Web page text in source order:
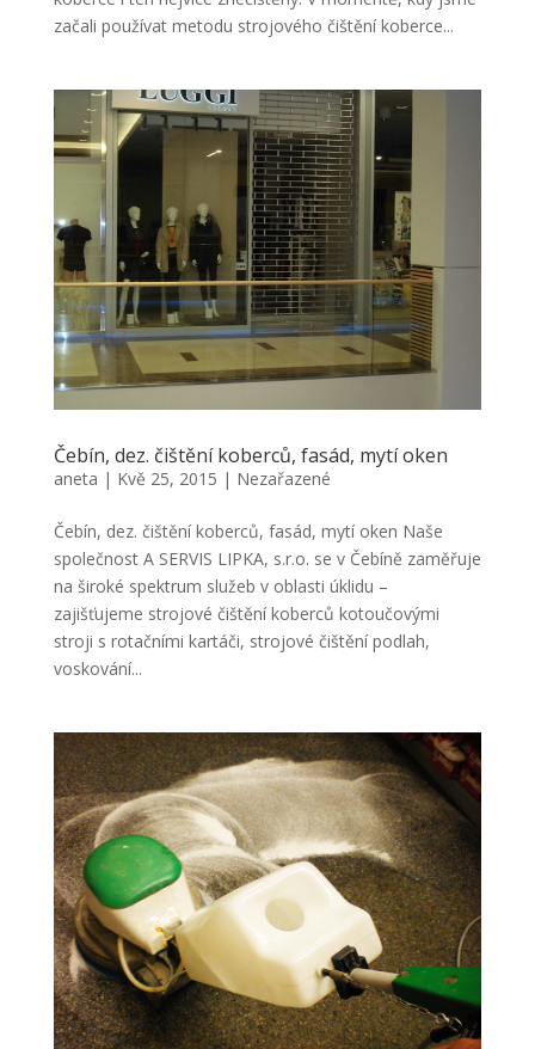
začali používat metodu strojového čištění koberce...
Čebín, dez. čištění koberců, fasád, mytí oken
aneta | Kvě 25, 2015 | Nezařazené
Čebín, dez. čištění koberců, fasád, mytí oken Naše
společnost A SERVIS LIPKA, s.r.o. se v Čebíně zaměřuje
na široké spektrum služeb v oblasti úklidu –
zajišťujeme strojové čištění koberců kotoučovými
stroji s rotačními kartáči, strojové čištění podlah,
voskování...